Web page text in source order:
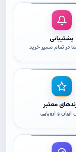
پشتیبانی
در تمام مسیر خرید
معتبر
ایران و اروپایی